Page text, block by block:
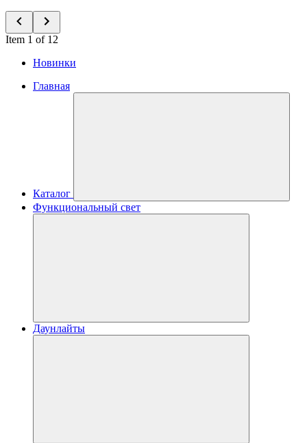
Item 1 of 12
Новинки
Главная
Каталог
Функциональный свет
Даунлайты